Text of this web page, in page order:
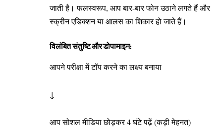
जाती है। फलस्वरूप, आप बार-बार फोन उठाने लगते हैं और
स्क्रीन एडिक्शन या आलस का शिकार हो जाते हैं।
विलंबित संतुष्टि और डोपामाइन:
आपने परीक्षा में टॉप करने का लक्ष्य बनाया
↓
आप सोशल मीडिया छोड़कर 4 घंटे पढ़ें (कड़ी मेहनत)